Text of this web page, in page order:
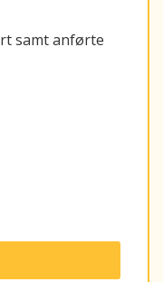
samt anførte